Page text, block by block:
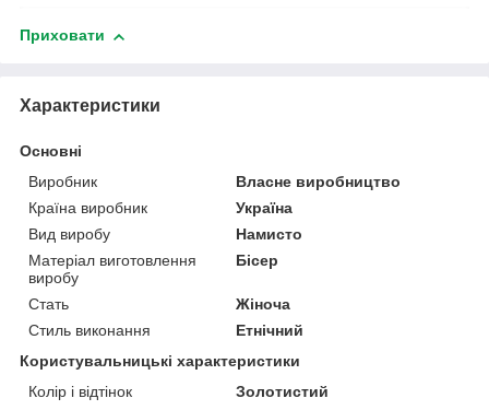
Приховати
Характеристики
Основні
Виробник
Власне виробництво
Країна виробник
Україна
Вид виробу
Намисто
Матеріал виготовлення
виробу
Бісер
Стать
Жіноча
Стиль виконання
Етнічний
Користувальницькі характеристики
Колір і відтінок
Золотистий